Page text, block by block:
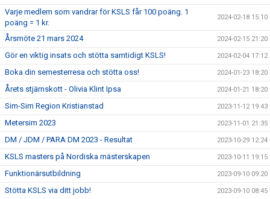
Varje medlem som vandrar för KSLS får 100 poäng. 1
poäng = 1 kr.
2024-02-18 15:10
Årsmöte 21 mars 2024 2024-02-15 21:20
Gör en viktig insats och stötta samtidigt KSLS! 2024-02-04 17:12
Boka din semesterresa och stötta oss! 2024-01-23 18:20
Årets stjärnskott - Olivia Klint Ipsa 2024-01-21 18:20
Sim-Sim Region Kristianstad 2023-11-12 19:43
Metersim 2023 2023-11-01 21:35
DM / JDM / PARA DM 2023 - Resultat 2023-10-29 12:24
KSLS masters på Nordiska mästerskapen 2023-10-11 19:15
Funktionärsutbildning 2023-09-10 09:20
Stötta KSLS via ditt jobb! 2023-09-10 08:45